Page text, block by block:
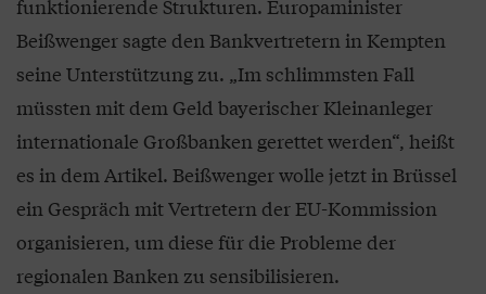
funktionierende Strukturen. Europaminister
Beißwenger sagte den Bankvertretern in Kempten
seine Unterstützung zu. „Im schlimmsten Fall
müssten mit dem Geld bayerischer Kleinanleger
internationale Großbanken gerettet werden“, heißt
es in dem Artikel. Beißwenger wolle jetzt in Brüssel
ein Gespräch mit Vertretern der EU-Kommission
organisieren, um diese für die Probleme der
regionalen Banken zu sensibilisieren.